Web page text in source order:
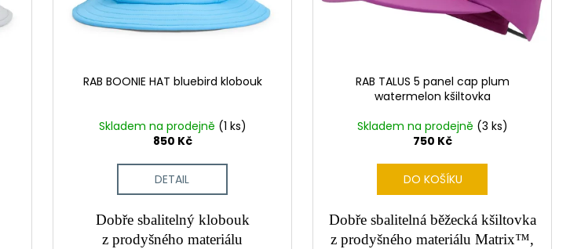
RAB BOONIE HAT bluebird klobouk
Skladem na prodejně (1 ks)
850 Kč
DETAIL
Dobře sbalitelný klobouk
z prodyšného materiálu
RAB TALUS 5 panel cap plum
watermelon kšiltovka
Skladem na prodejně (3 ks)
750 Kč
DO KOŠÍKU
Dobře sbalitelná běžecká kšiltovka
z prodyšného materiálu Matrix™,